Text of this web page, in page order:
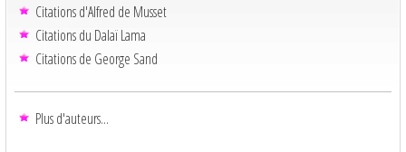
Citations d'Alfred de Musset
Citations du Dalaï Lama
Citations de George Sand
Plus d'auteurs...